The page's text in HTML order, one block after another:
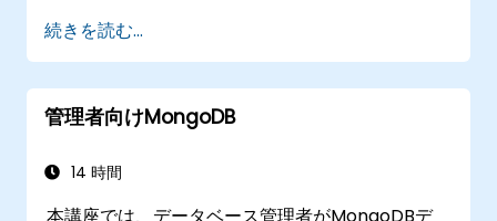
Reactを用いたインタラクティブなアプリケ
ーションの設計方法
FARMスタックを使用してフロントエンド・
バックエンド両方のアプリケーションの開
続きを読む...
管理者向けMongoDB
14 時間
本講座では、データベース管理者がMongoDBデ